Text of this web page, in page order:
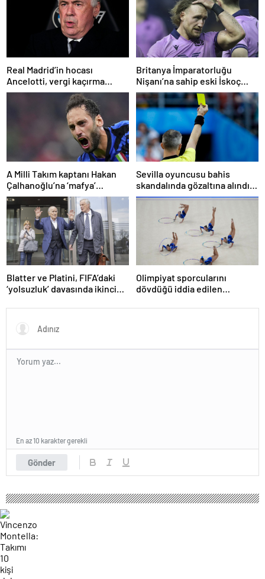
Real Madrid’in hocası
Ancelotti, vergi kaçırma
suçlamasıyla mahkemeye
Britanya İmparatorluğu
Nişanı’na sahip eski İskoç
kaptana aile içi şiddetten
kamu hizmeti cezası
A Milli Takım kaptanı Hakan
Çalhanoğlu’na ‘mafya’
soruşturmasında ceza
Sevilla oyuncusu bahis
skandalında gözaltına alındı:
Son dakikalarda sarı kart
Blatter ve Platini, FIFA’daki
‘yolsuzluk’ davasında ikinci
Olimpiyat sporcularını
dövdüğü iddia edilen
men
Gönder
En az 10 karakter gerekli